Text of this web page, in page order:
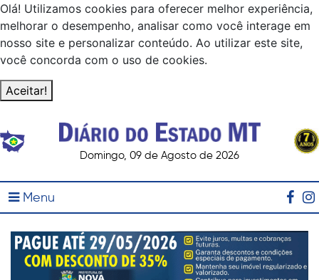
Olá! Utilizamos cookies para oferecer melhor experiência,
melhorar o desempenho, analisar como você interage em
nosso site e personalizar conteúdo. Ao utilizar este site,
você concorda com o uso de cookies.
Aceitar!
Domingo, 09 de Agosto de 2026
Menu